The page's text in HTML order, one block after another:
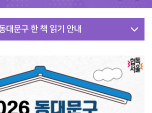
대문구 한 책 읽기 안내